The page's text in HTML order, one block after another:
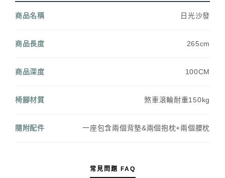
商品名稱 日光沙發
商品長度 265cm
商品深度 100CM
椅腳材質 煞車滾輪耐重150kg
隨附配件 一座包含兩個背墊&兩個抱枕+兩個腰枕
常見問題 FAQ